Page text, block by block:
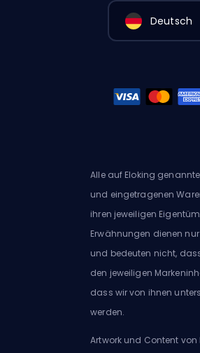
Deutsch
Alle auf Eloking
und eingetragenen
ihren jeweiligen
Erwähnungen dienen
und bedeuten nicht,
den jeweiligen
dass wir von ihnen
werden.
Artwork und Content von